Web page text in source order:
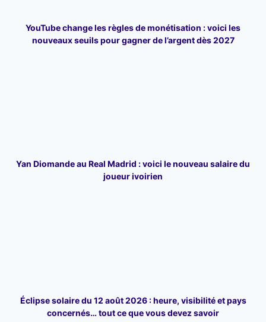
YouTube change les règles de monétisation : voici les
nouveaux seuils pour gagner de l’argent dès 2027
Yan Diomande au Real Madrid : voici le nouveau salaire du
joueur ivoirien
Éclipse solaire du 12 août 2026 : heure, visibilité et pays
concernés… tout ce que vous devez savoir